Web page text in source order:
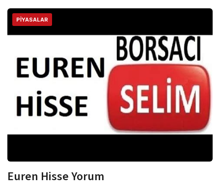
PIYASALAR
Euren Hisse Yorum